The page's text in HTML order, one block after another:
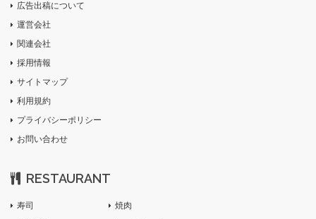
広告出稿について
運営会社
関連会社
採用情報
サイトマップ
利用規約
プライバシーポリシー
お問い合わせ
RESTAURANT
寿司
焼肉